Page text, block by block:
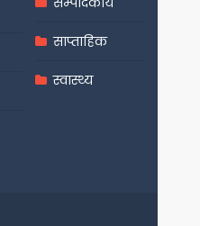
साप्ताहिक
स्वास्थ्य